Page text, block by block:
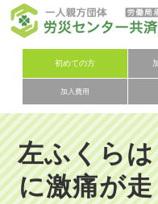
初めての方
加入費用 労
労災保
左ふくら
に激痛が